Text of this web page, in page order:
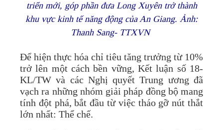
triển mới, góp phần đưa Long Xuyên trở thành
khu vực kinh tế năng động của An Giang. Ảnh:
Thanh Sang- TTXVN
Để hiện thực hóa chỉ tiêu tăng trưởng từ 10%
trở lên một cách bền vững, Kết luận số 18-
KL/TW và các Nghị quyết Trung ương đã
vạch ra những nhóm giải pháp đồng bộ mang
tính đột phá, bắt đầu từ việc tháo gỡ nút thắt
lớn nhất: Thể chế.